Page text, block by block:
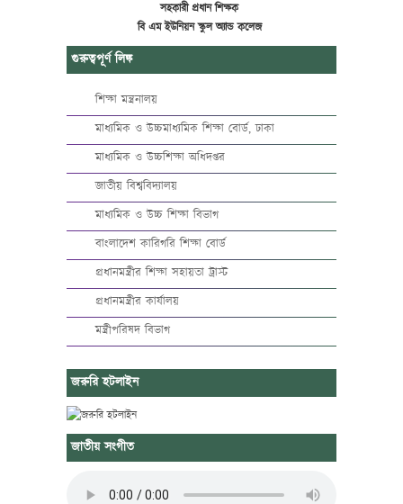
সহকারী প্রধান শিক্ষক
বি এম ইউনিয়ন স্কুল অ্যান্ড কলেজ
গুরুত্বপূর্ণ লিঙ্ক
শিক্ষা মন্ত্রনালয়
মাধ্যমিক ও উচ্চমাধ্যমিক শিক্ষা বোর্ড, ঢাকা
মাধ্যমিক ও উচ্চশিক্ষা অধিদপ্তর
জাতীয় বিশ্ববিদ্যালয়
মাধ্যমিক ও উচ্চ শিক্ষা বিভাগ
বাংলাদেশ কারিগরি শিক্ষা বোর্ড
প্রধানমন্ত্রীর শিক্ষা সহায়তা ট্রাস্ট
প্রধানমন্ত্রীর কার্যালয়
মন্ত্রীপরিষদ বিভাগ
জরুরি হটলাইন
জাতীয় সংগীত